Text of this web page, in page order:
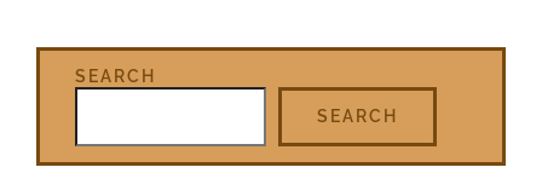
SEARCH
SEARCH